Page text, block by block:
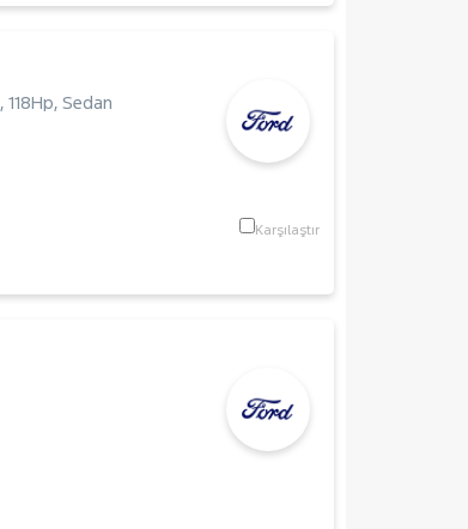
, 118Hp, Sedan
Karşılaştır